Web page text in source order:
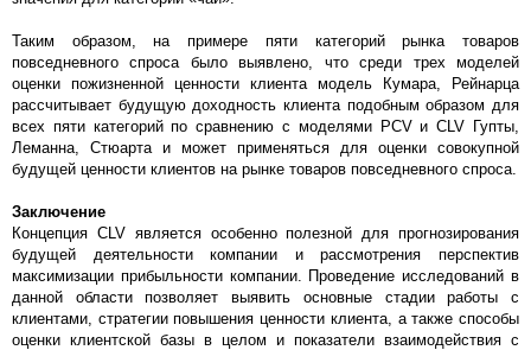
Таким образом, на примере пяти категорий рынка товаров
повседневного спроса было выявлено, что среди трех моделей
оценки пожизненной ценности клиента модель Кумара, Рейнарца
рассчитывает будущую доходность клиента подобным образом для
всех пяти категорий по сравнению с моделями PCV и CLV Гупты,
Леманна, Стюарта и может применяться для оценки совокупной
будущей ценности клиентов на рынке товаров повседневного спроса.
Заключение
Концепция CLV является особенно полезной для прогнозирования
будущей деятельности компании и рассмотрения перспектив
максимизации прибыльности компании. Проведение исследований в
данной области позволяет выявить основные стадии работы с
клиентами, стратегии повышения ценности клиента, а также способы
оценки клиентской базы в целом и показатели взаимодействия с